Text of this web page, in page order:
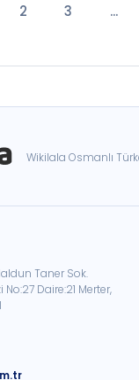
2 3 ...
Wikilala Osmanlı
Taner Sok.
Daire:21 Merter,